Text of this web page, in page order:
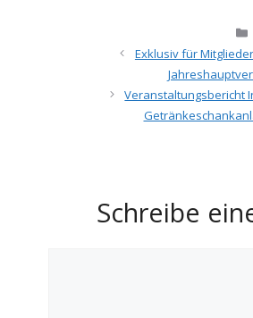
Exklusiv für
Veranstaltungsbericht
Schreibe